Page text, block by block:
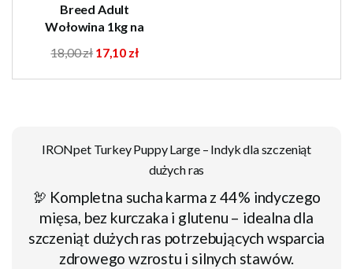
Breed Adult
Wołowina 1kg na
18,00 zł 17,10 zł
IRONpet Turkey Puppy Large – Indyk dla szczeniąt
dużych ras
🦃 Kompletna sucha karma z 44 % indyczego
mięsa, bez kurczaka i glutenu – idealna dla
szczeniąt dużych ras potrzebujących wsparcia
zdrowego wzrostu i silnych stawów.